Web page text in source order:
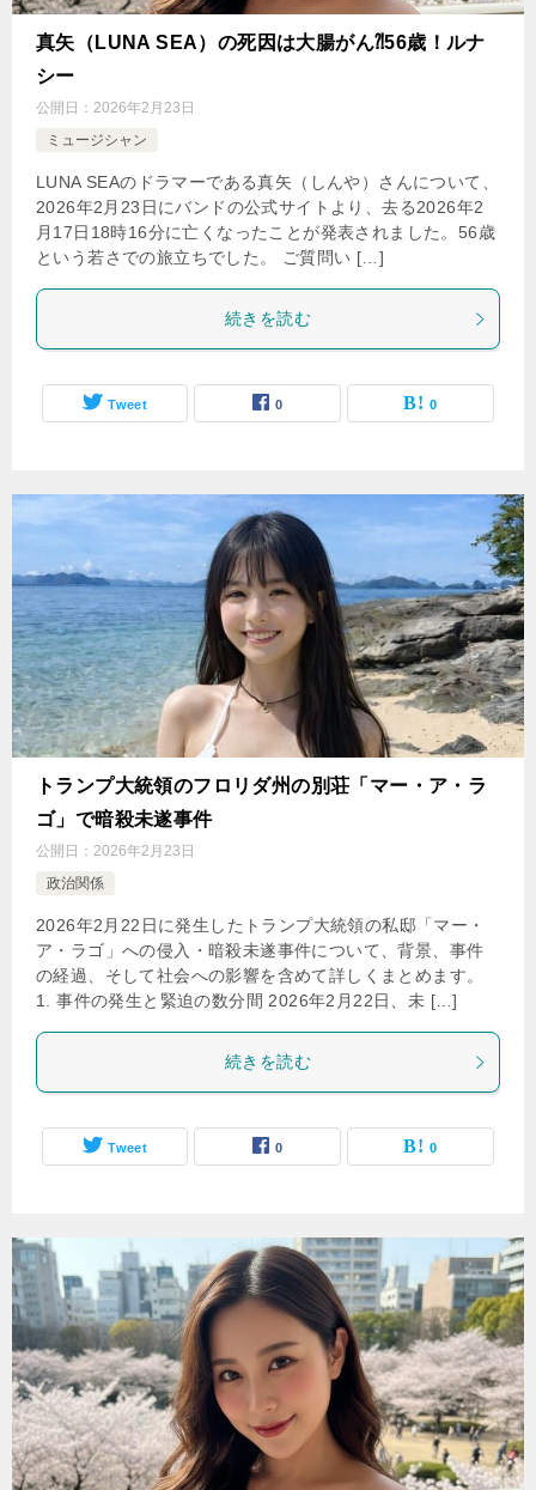
真矢（LUNA SEA）の死因は大腸がん⁈56歳！ルナ
シー
公開日： 2026年2月23日
ミュージシャン
LUNA SEAのドラマーである真矢（しんや）さんについて、
2026年2月23日にバンドの公式サイトより、去る2026年2
月17日18時16分に亡くなったことが発表されました。56歳
という若さでの旅立ちでした。 ご質問い […]
続きを読む
Tweet 0 0
トランプ大統領のフロリダ州の別荘「マー・ア・ラ
ゴ」で暗殺未遂事件
公開日： 2026年2月23日
政治関係
2026年2月22日に発生したトランプ大統領の私邸「マー・
ア・ラゴ」への侵入・暗殺未遂事件について、背景、事件
の経過、そして社会への影響を含めて詳しくまとめます。
1. 事件の発生と緊迫の数分間 2026年2月22日、未 […]
続きを読む
Tweet 0 0